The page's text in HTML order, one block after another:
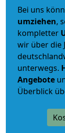
Bei uns
umziehen,
kompletter
wir über die
unterwegs.
Angebote
Überblick